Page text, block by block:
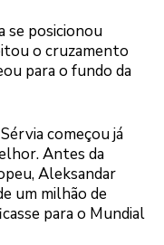
se posicionou
o cruzamento
para o fundo da
começou já
Antes da
Aleksandar
um milhão de
para o Mundial